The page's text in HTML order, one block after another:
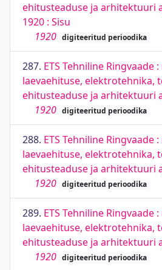
ehitusteaduse ja arhitektuuri
1920 : Sisu
1920 digiteeritud perioodika
287. ETS Tehniline Ringvaade
laevaehituse, elektrotehnika,
ehitusteaduse ja arhitektuuri
1920 digiteeritud perioodika
288. ETS Tehniline Ringvaade
laevaehituse, elektrotehnika,
ehitusteaduse ja arhitektuuri
1920 digiteeritud perioodika
289. ETS Tehniline Ringvaade
laevaehituse, elektrotehnika,
ehitusteaduse ja arhitektuuri
1920 digiteeritud perioodika